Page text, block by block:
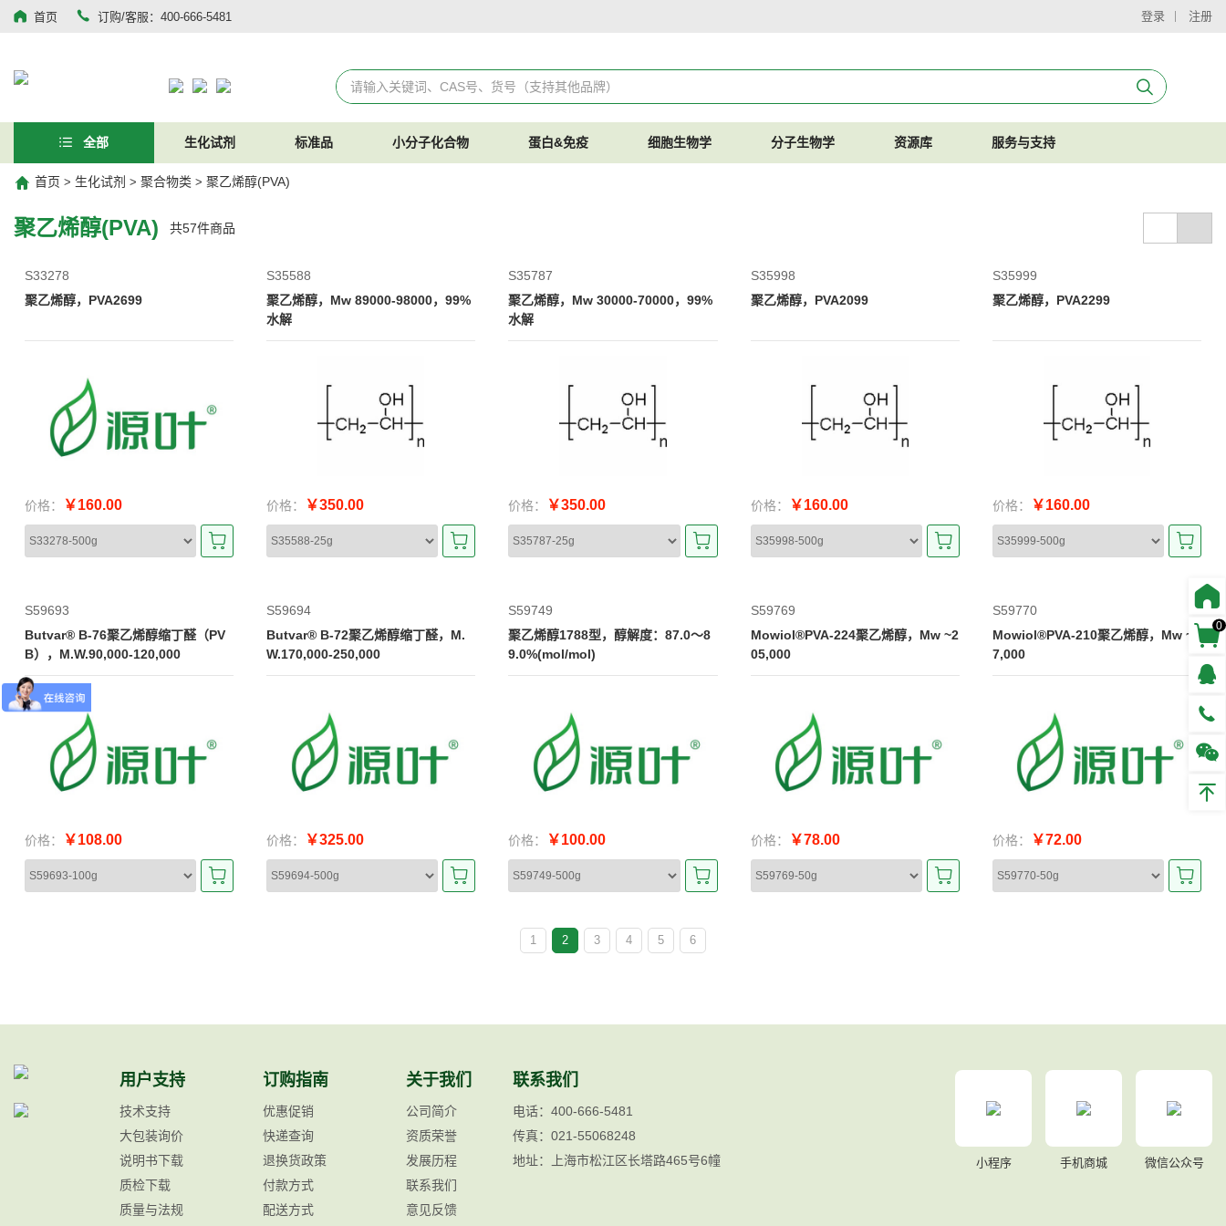
首页 订购/客服：400-666-5481 登录 注册
全部 生化试剂 标准品 小分子化合物 蛋白&免疫 细胞生物学 分子生物学 资源库 服务与支持
首页 > 生化试剂 > 聚合物类 > 聚乙烯醇(PVA)
聚乙烯醇(PVA) 共57件商品
S33278
聚乙烯醇，PVA2699
价格： ￥160.00
S35588
聚乙烯醇，Mw 89000-98000，99%
水解
价格： ￥350.00
S35787
聚乙烯醇，Mw 30000-70000，99%
水解
价格： ￥350.00
S35998
聚乙烯醇，PVA2099
价格： ￥160.00
S35999
聚乙烯醇，PVA2299
价格： ￥160.00
S59693
Butvar® B-76聚乙烯醇缩丁醛（PV
B），M.W.90,000-120,000
价格： ￥108.00
S59694
Butvar® B-72聚乙烯醇缩丁醛，M.
W.170,000-250,000
价格： ￥325.00
S59749
聚乙烯醇1788型，醇解度：87.0～8
9.0%(mol/mol)
价格： ￥100.00
S59769
Mowiol®PVA-224聚乙烯醇，Mw ~2
05,000
价格： ￥78.00
S59770
Mowiol®PVA-210聚乙烯醇，Mw ~6
7,000
价格： ￥72.00
1 2 3 4 5 6
用户支持
技术支持
大包装询价
说明书下载
质检下载
质量与法规
订购指南
优惠促销
快递查询
退换货政策
付款方式
配送方式
关于我们
公司简介
资质荣誉
发展历程
联系我们
意见反馈
联系我们
电话：400-666-5481
传真：021-55068248
地址：上海市松江区长塔路465号6幢
小程序 手机商城 微信公众号
0